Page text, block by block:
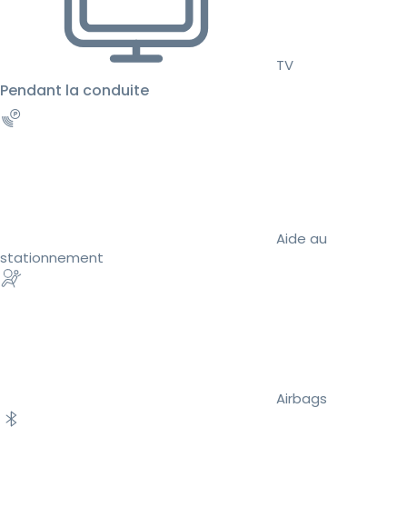
TV
Pendant la conduite
Aide au
stationnement
Airbags